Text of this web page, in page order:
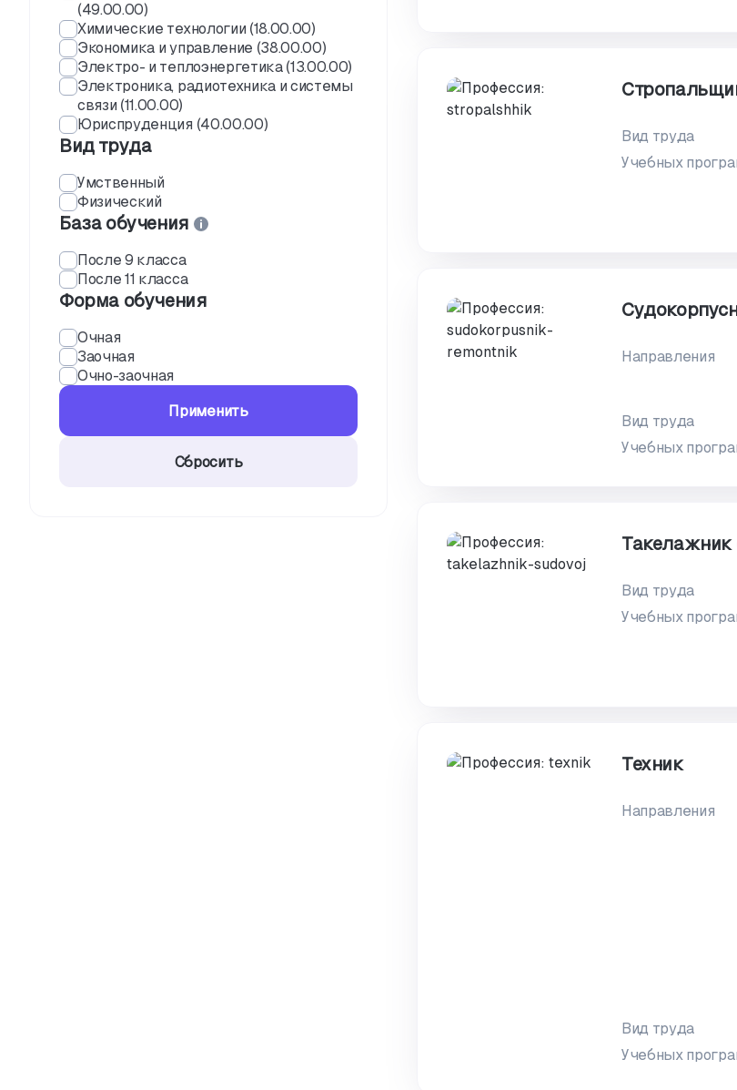
(49.00.00)
Химические технологии (18.00.00)
Экономика и управление (38.00.00)
Электро- и теплоэнергетика (13.00.00)
Электроника, радиотехника и системы
связи (11.00.00)
Юриспруденция (40.00.00)
Вид труда
Умственный
Физический
База обучения
После 9 класса
После 11 класса
Форма обучения
Очная
Заочная
Очно-заочная
Применить
Сбросить
Вид труда
Учебных
Направления
Вид труда
Учебных
Такелажник
Вид труда
Учебных
Техник
Направления
Вид труда
Учебных